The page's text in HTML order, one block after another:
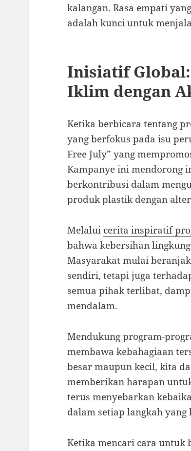
kalangan. Rasa empati
adalah kunci untuk
Inisiatif
Iklim dengan
Ketika berbicara tentang
yang berfokus pada isu
Free July” yang
Kampanye ini mendorong
berkontribusi dalam
produk plastik dengan
Melalui cerita inspiratif
bahwa kebersihan
Masyarakat mulai
sendiri, tetapi juga
semua pihak terlibat,
mendalam.
Mendukung program-
membawa kebahagiaan
besar maupun kecil, kita
memberikan harapan
terus menyebarkan
dalam setiap langkah
Ketika mencari cara